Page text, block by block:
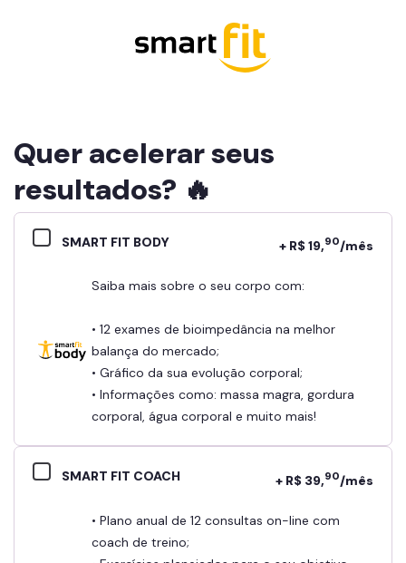
Quer acelerar seus
resultados? 🔥
SMART FIT BODY + R$ 19,90/mês
Saiba mais sobre o seu corpo com:
• 12 exames de bioimpedância na melhor
balança do mercado;
• Gráfico da sua evolução corporal;
• Informações como: massa magra, gordura
corporal, água corporal e muito mais!
SMART FIT COACH + R$ 39,90/mês
• Plano anual de 12 consultas on-line com
coach de treino;